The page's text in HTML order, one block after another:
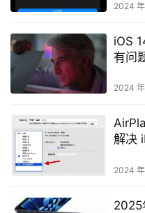
2024
iOS
有问
2024
解决
2024
2025